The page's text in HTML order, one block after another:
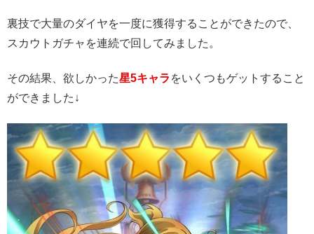
裏技で大量のダイヤを一度に獲得することができたので、
スカウトガチャを連続で回してみました。
その結果、欲しかった星5キャラ をいくつもゲットすること
ができました↓